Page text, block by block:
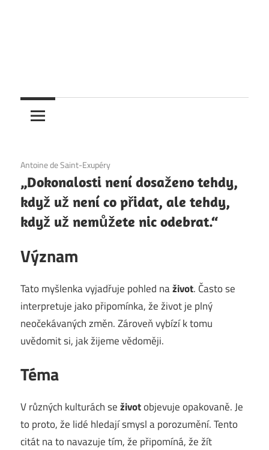
4. 12. 2020
Antoine de Saint-Exupéry
„Dokonalosti není dosaženo tehdy,
když už není co přidat, ale tehdy,
když už nemůžete nic odebrat.“
Význam
Tato myšlenka vyjadřuje pohled naživot. Často se
interpretuje jako připomínka, že život je plný
neočekávaných změn. Zároveň vybízí k tomu
uvědomit si, jak žijeme vědoměji.
Téma
V různých kulturách seživotobjevuje opakovaně. Je
to proto, že lidé hledají smysl a porozumění. Tento
citát na to navazuje tím, že připomíná, že žít